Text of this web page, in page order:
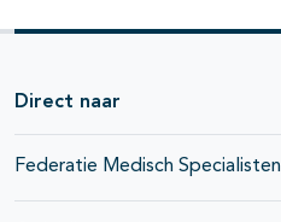
Direct naar
Federatie Medisch Specialisten